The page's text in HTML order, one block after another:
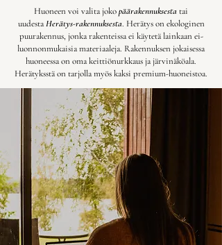
Huoneen voi valita jokopäärakennuksestatai
uudestaHerätys-rakennuksesta. Herätys on ekologinen
puurakennus, jonka rakenteissa ei käytetä lainkaan ei-
luonnonmukaisia materiaaleja. Rakennuksen jokaisessa
huoneessa on oma keittiönurkkaus ja järvinäköala.
Herätyksstä on tarjolla myös kaksi premium-huoneistoa.